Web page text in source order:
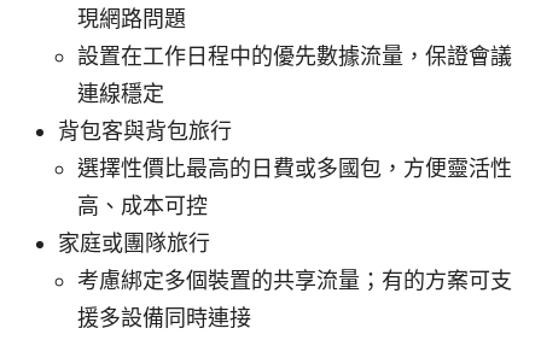
現網路問題
設置在工作日程中的優先數據流量，保證會議
連線穩定
背包客與背包旅行
選擇性價比最高的日費或多國包，方便靈活性
高、成本可控
家庭或團隊旅行
考慮綁定多個裝置的共享流量；有的方案可支
援多設備同時連接